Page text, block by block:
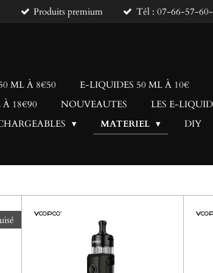
Produits premium Tél : 07-66-57-
ML À 8€50 E-LIQUIDES 50 ML À 10€
18€90 NOUVEAUTES
LES E-
MATERIEL DIY